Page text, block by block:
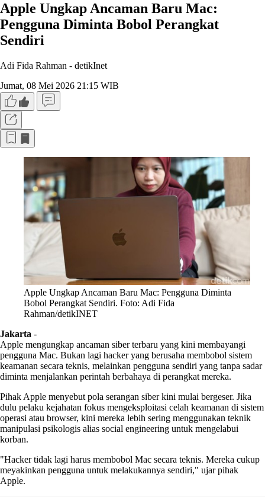
Apple Ungkap Ancaman Baru Mac:
Pengguna Diminta Bobol Perangkat
Sendiri
Adi Fida Rahman - detikInet
Jumat, 08 Mei 2026 21:15 WIB
Apple Ungkap Ancaman Baru Mac: Pengguna Diminta
Bobol Perangkat Sendiri. Foto: Adi Fida
Rahman/detikINET
Jakarta -
Apple mengungkap ancaman siber terbaru yang kini membayangi
pengguna Mac. Bukan lagi hacker yang berusaha membobol sistem
keamanan secara teknis, melainkan pengguna sendiri yang tanpa sadar
diminta menjalankan perintah berbahaya di perangkat mereka.
Pihak Apple menyebut pola serangan siber kini mulai bergeser. Jika
dulu pelaku kejahatan fokus mengeksploitasi celah keamanan di sistem
operasi atau browser, kini mereka lebih sering menggunakan teknik
manipulasi psikologis alias social engineering untuk mengelabui
korban.
"Hacker tidak lagi harus membobol Mac secara teknis. Mereka cukup
meyakinkan pengguna untuk melakukannya sendiri," ujar pihak
Apple.